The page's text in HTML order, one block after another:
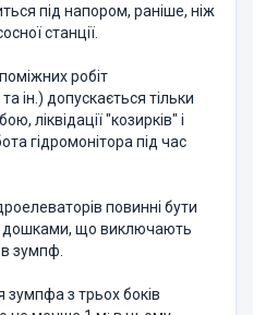
під напором, раніше, ніж
станції.
робіт
ін.) допускається тільки
ліквідації "козирків" і
гідромонітора під час
повинні бути
дошками, що виключають
зумпф.
з трьох боків